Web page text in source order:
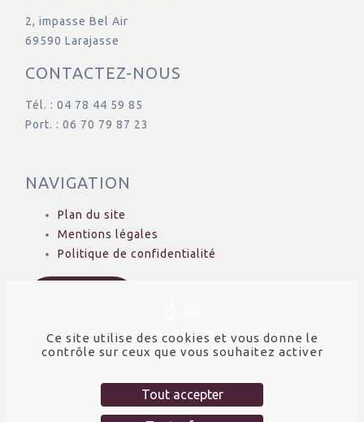
2, impasse Bel Air
69590 Larajasse
CONTACTEZ-NOUS
Tél. : 04 78 44 59 85
Port. : 06 70 79 87 23
NAVIGATION
Plan du site
Mentions légales
Politique de confidentialité
FacebookInstagram
Ce site utilise des cookies et vous donne le
contrôle sur ceux que vous souhaitez activer
Tout accepter